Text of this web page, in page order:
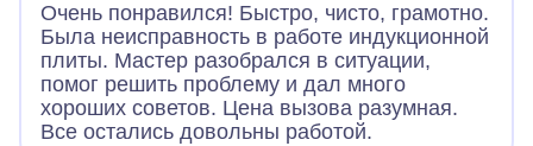
Очень понравился! Быстро, чисто, грамотно.
Была неисправность в работе индукционной
плиты. Мастер разобрался в ситуации,
помог решить проблему и дал много
хороших советов. Цена вызова разумная.
Все остались довольны работой.